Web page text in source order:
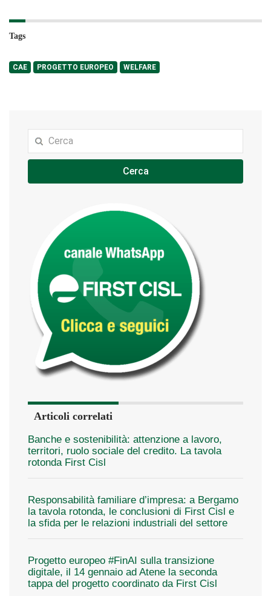
Tags
CAE PROGETTO EUROPEO WELFARE
Cerca
Articoli correlati
Banche e sostenibilità: attenzione a lavoro,
territori, ruolo sociale del credito. La tavola
rotonda First Cisl
Responsabilità familiare d’impresa: a Bergamo
la tavola rotonda, le conclusioni di First Cisl e
la sfida per le relazioni industriali del settore
Progetto europeo #FinAI sulla transizione
digitale, il 14 gennaio ad Atene la seconda
tappa del progetto coordinato da First Cisl